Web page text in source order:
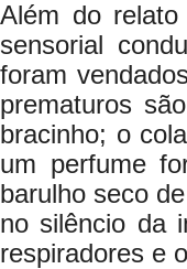
Além do
sensorial
foram
prematuros
bracinho; o
um perfume
barulho seco
no silêncio da
respiradores e